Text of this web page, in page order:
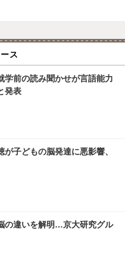
ス
学前の読み聞かせが言語能力
発表
子どもの脳発達に悪影響、
の違いを解明…京大研究グル